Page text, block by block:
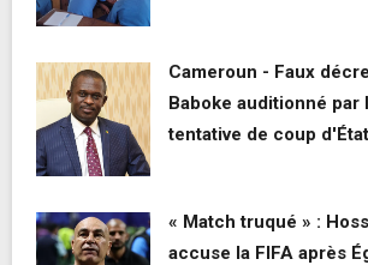
Cameroun - Faux
Baboke auditionné par
tentative de coup
« Match truqué » :
accuse la FIFA après